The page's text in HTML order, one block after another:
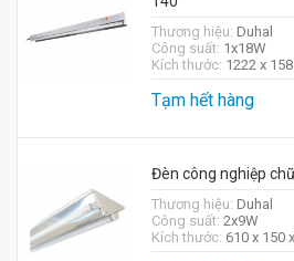
Thương hiệu: Duhal
Công suất: 1x18W
Kích thước: 1222 x
Tạm hết hàng
Đèn công nghiệp
Thương hiệu: Duhal
Công suất: 2x9W
Kích thước: 610 x 150